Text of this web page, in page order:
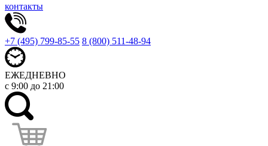
контакты
+7 (495) 799-85-55 8 (800) 511-48-94
ЕЖЕДНЕВНО
с 9:00 до 21:00